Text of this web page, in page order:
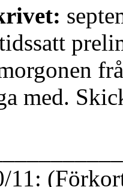
med.
11: